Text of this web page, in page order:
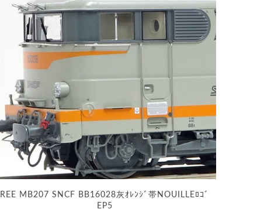
REE MB207 SNCF BB16028灰ｵﾚﾝｼﾞ帯NOUILLEﾛｺﾞ
EP5